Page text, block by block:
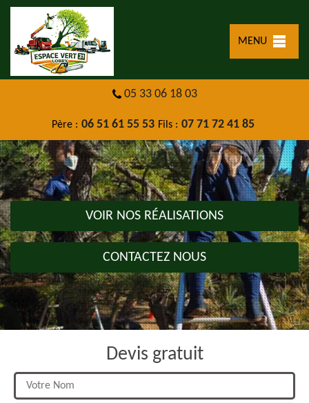
MENU
05 33 06 18 03
Père : 06 51 61 55 53 Fils : 07 71 72 41 85
VOIR NOS RÉALISATIONS
CONTACTEZ NOUS
Devis gratuit